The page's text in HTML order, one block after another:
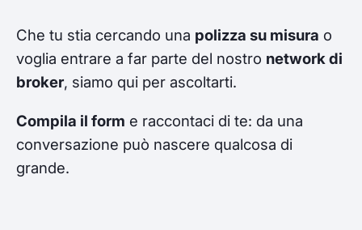
Che tu stia cercando una polizza su misura o
voglia entrare a far parte del nostro network di
broker, siamo qui per ascoltarti.
Compila il form e raccontaci di te: da una
conversazione può nascere qualcosa di
grande.